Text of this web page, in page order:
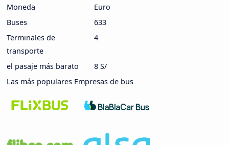
Moneda
Euro
Buses
633
Terminales de
transporte
4
el pasaje más barato
8 S/
Las más populares Empresas de bus